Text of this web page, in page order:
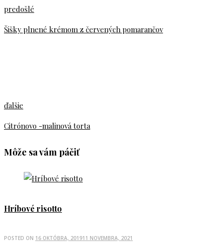
predošlé
Šišky plnené krémom z červených pomarančov
ďalšie
Citrónovo -malinová torta
Môže sa vám páčiť
Hríbové risotto
POSTED ON 16 OKTÓBRA, 201911 NOVEMBRA, 2021